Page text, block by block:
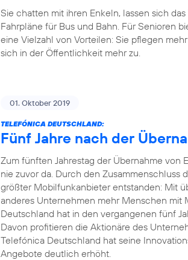
Sie chatten mit ihren Enkeln, lassen sich
Fahrpläne für Bus und Bahn. Für Senioren
eine Vielzahl von Vorteilen: Sie pflegen
sich in der Öffentlichkeit mehr zu.
01. Oktober 2019
TELEFÓNICA DEUTSCHLAND:
Fünf Jahre nach der
Zum fünften Jahrestag der Übernahme von
nie zuvor da. Durch den Zusammenschluss
größter Mobilfunkanbieter entstanden: Mit
anderes Unternehmen mehr Menschen mit
Deutschland hat in den vergangenen fünf
Davon profitieren die Aktionäre des
Telefónica Deutschland hat seine
Angebote deutlich erhöht.